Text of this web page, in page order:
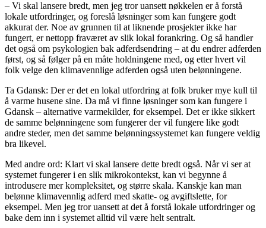
– Vi skal lansere bredt, men jeg tror uansett nøkkelen er å forstå
lokale utfordringer, og foreslå løsninger som kan fungere godt
akkurat der. Noe av grunnen til at liknende prosjekter ikke har
fungert, er nettopp fraværet av slik lokal forankring. Og så handler
det også om psykologien bak adferdsendring – at du endrer adferden
først, og så følger på en måte holdningene med, og etter hvert vil
folk velge den klimavennlige adferden også uten belønningene.
Ta Gdansk: Der er det en lokal utfordring at folk bruker mye kull til
å varme husene sine. Da må vi finne løsninger som kan fungere i
Gdansk – alternative varmekilder, for eksempel. Det er ikke sikkert
de samme belønningene som fungerer der vil fungere like godt
andre steder, men det samme belønningssystemet kan fungere veldig
bra likevel.
Med andre ord: Klart vi skal lansere dette bredt også. Når vi ser at
systemet fungerer i en slik mikrokontekst, kan vi begynne å
introdusere mer kompleksitet, og større skala. Kanskje kan man
belønne klimavennlig adferd med skatte- og avgiftslette, for
eksempel. Men jeg tror uansett at det å forstå lokale utfordringer og
bake dem inn i systemet alltid vil være helt sentralt.